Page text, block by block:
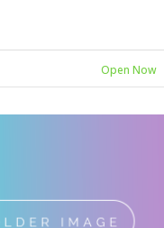
Open Now